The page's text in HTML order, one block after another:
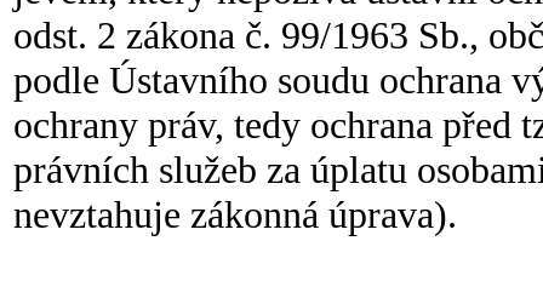
odst. 2 zákona č. 99/1963 Sb.,
podle Ústavního soudu ochrana
ochrany práv, tedy ochrana
právních služeb za úplatu
nevztahuje zákonná úprava).